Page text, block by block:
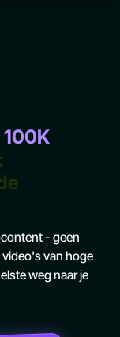
100K
- geen
van hoge
weg naar je